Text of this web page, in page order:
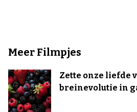
Meer Filmpjes
Zette onze liefde
breinevolutie in